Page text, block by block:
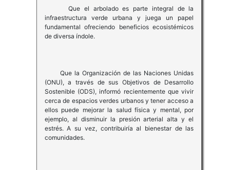
Que el arbolado es parte integral de la
infraestructura verde urbana y juega un papel
fundamental ofreciendo beneficios ecosistémicos
de diversa índole.
Que la Organización de las Naciones Unidas
(ONU), a través de sus Objetivos de Desarrollo
Sostenible (ODS), informó recientemente que vivir
cerca de espacios verdes urbanos y tener acceso a
ellos puede mejorar la salud física y mental, por
ejemplo, al disminuir la presión arterial alta y el
estrés. A su vez, contribuiría al bienestar de las
comunidades.